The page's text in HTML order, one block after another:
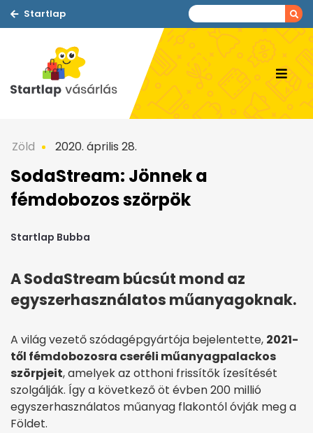
Startlap
Zöld 2020. április 28.
SodaStream: Jönnek a
fémdobozos szörpök
Startlap Bubba
A SodaStream búcsút mond az
egyszerhasználatos műanyagoknak.
A világ vezető szódagépgyártója bejelentette, 2021-
től fémdobozosra cseréli műanyagpalackos
szörpjeit, amelyek az otthoni frissítők ízesítését
szolgálják. Így a következő öt évben 200 millió
egyszerhasználatos műanyag flakontól óvják meg a
Földet.